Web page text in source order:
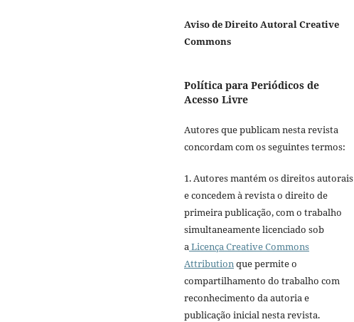
Aviso de Direito Autoral Creative
Commons
Política para Periódicos de
Acesso Livre
Autores que publicam nesta revista
concordam com os seguintes termos:
1. Autores mantém os direitos autorais
e concedem à revista o direito de
primeira publicação, com o trabalho
simultaneamente licenciado sob
a Licença Creative Commons
Attribution que permite o
compartilhamento do trabalho com
reconhecimento da autoria e
publicação inicial nesta revista.